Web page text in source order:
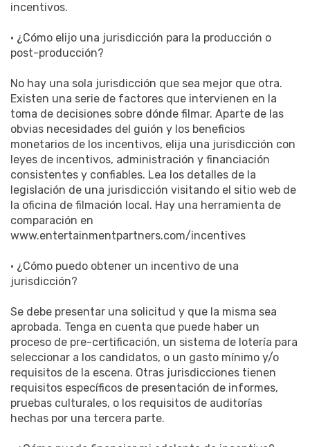
incentivos.
• ¿Cómo elijo una jurisdicción para la producción o
post-producción?
No hay una sola jurisdicción que sea mejor que otra.
Existen una serie de factores que intervienen en la
toma de decisiones sobre dónde filmar. Aparte de las
obvias necesidades del guión y los beneficios
monetarios de los incentivos, elija una jurisdicción con
leyes de incentivos, administración y financiación
consistentes y confiables. Lea los detalles de la
legislación de una jurisdicción visitando el sitio web de
la oficina de filmación local. Hay una herramienta de
comparación en
www.entertainmentpartners.com/incentives
• ¿Cómo puedo obtener un incentivo de una
jurisdicción?
Se debe presentar una solicitud y que la misma sea
aprobada. Tenga en cuenta que puede haber un
proceso de pre-certificación, un sistema de lotería para
seleccionar a los candidatos, o un gasto mínimo y/o
requisitos de la escena. Otras jurisdicciones tienen
requisitos específicos de presentación de informes,
pruebas culturales, o los requisitos de auditorías
hechas por una tercera parte.